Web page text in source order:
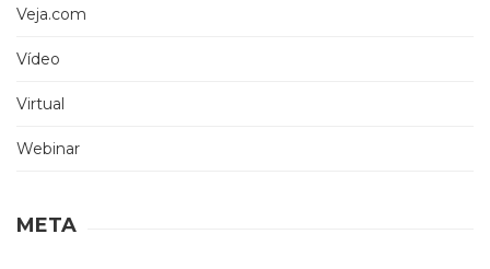
Veja.com
Vídeo
Virtual
Webinar
META